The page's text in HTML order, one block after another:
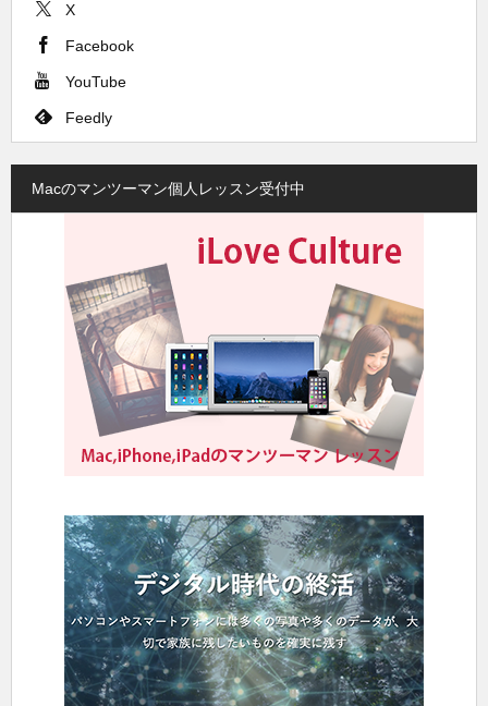
X
Facebook
YouTube
Feedly
Macのマンツーマン個人レッスン受付中